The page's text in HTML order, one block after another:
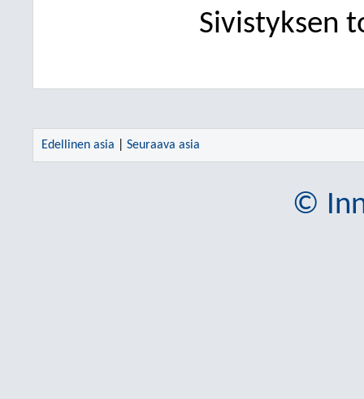
Sivistyksen
Edellinen asia Seuraava asia
©